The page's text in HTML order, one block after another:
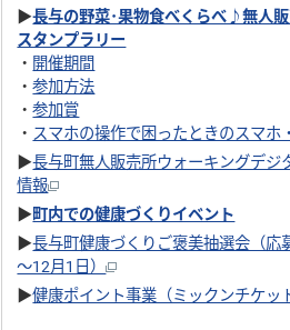
▶長与の野菜･果物食べくらべ♪無人
スタンプラリー
・ 開催期間
・参加方法
・参加賞
・ スマホの操作で困ったときのスマホ
▶長与町無人販売所ウォーキングデジ
情報
▶町内での健康づくりイベント
▶長与町健康づくりご褒美抽選会（応
～12月1日）
▶健康ポイント事業（ミックンチケッ